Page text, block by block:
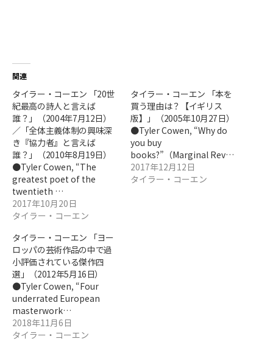
関連
タイラー・コーエン 「20世
紀最高の詩人と言えば
誰？」（2004年7月12日）
／「全体主義体制の興味深
き『協力者』と言えば
誰？」（2010年8月19日）
●Tyler Cowen, “The
greatest poet of the
twentieth …
2017年10月20日
タイラー・コーエン
タイラー・コーエン 「本を
買う理由は？【イギリス
版】」（2005年10月27日）
●Tyler Cowen, “Why do
you buy
books?”（Marginal Rev…
2017年12月12日
タイラー・コーエン
タイラー・コーエン 「ヨー
ロッパの芸術作品の中で過
小評価されている傑作四
選」（2012年5月16日）
●Tyler Cowen, “Four
underrated European
masterwork…
2018年11月6日
タイラー・コーエン